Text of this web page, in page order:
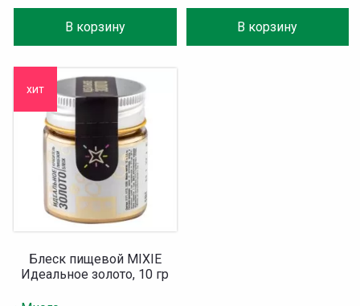
В корзину В корзину
хит
Блеск пищевой MIXIE
Идеальное золото, 10 гр